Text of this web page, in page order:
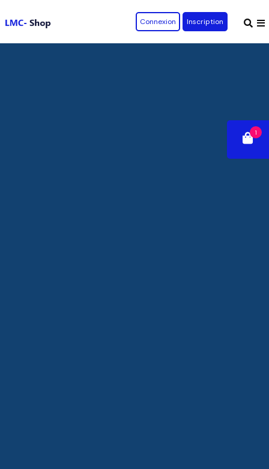
Connexion Inscription
1